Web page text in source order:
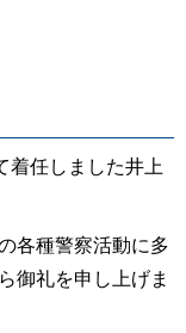
任しました井上
各種警察活動に多
御礼を申し上げま